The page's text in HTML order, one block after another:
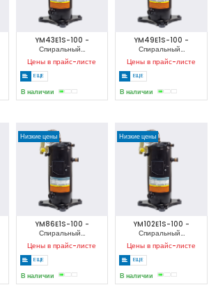
YM43E1S-100 -
Спиральный...
Цены в прайс-листе
ЕЩЕ
В наличии
YM49E1S-100 -
Спиральный...
Цены в прайс-листе
ЕЩЕ
В наличии
Низкие цены
YM86E1S-100 -
Спиральный...
Цены в прайс-листе
ЕЩЕ
В наличии
Низкие цены
YM102E1S-100 -
Спиральный...
Цены в прайс-листе
ЕЩЕ
В наличии